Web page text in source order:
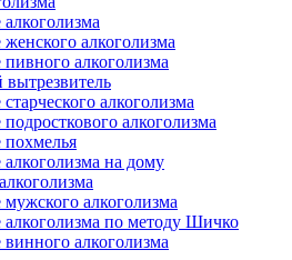
алкоголизма
алкоголизма
алкоголизма
алкоголизма
похмелья
на дому
алкоголизма
алкоголизма по методу Шичко
алкоголизма